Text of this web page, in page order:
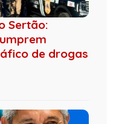
Sertão:
de drogas